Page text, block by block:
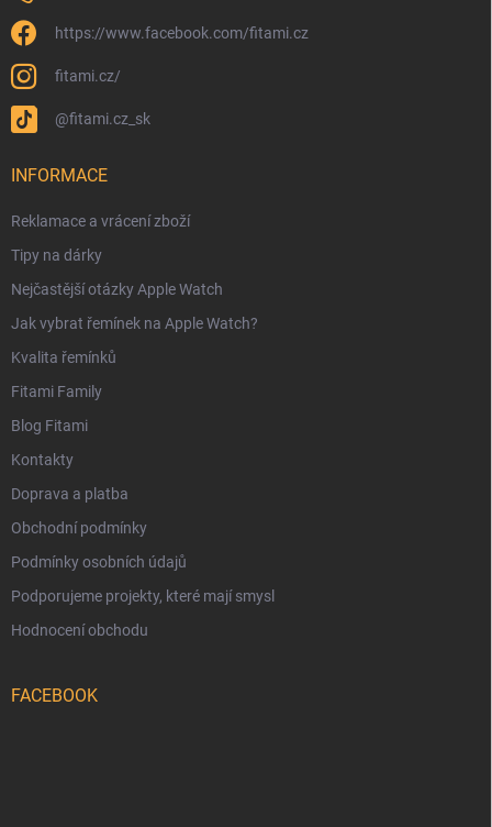
https://www.facebook.com/fitami.cz
fitami.cz/
@fitami.cz_sk
INFORMACE
Reklamace a vrácení zboží
Tipy na dárky
Nejčastější otázky Apple Watch
Jak vybrat řemínek na Apple Watch?
Kvalita řemínků
Fitami Family
Blog Fitami
Kontakty
Doprava a platba
Obchodní podmínky
Podmínky osobních údajů
Podporujeme projekty, které mají smysl
Hodnocení obchodu
FACEBOOK